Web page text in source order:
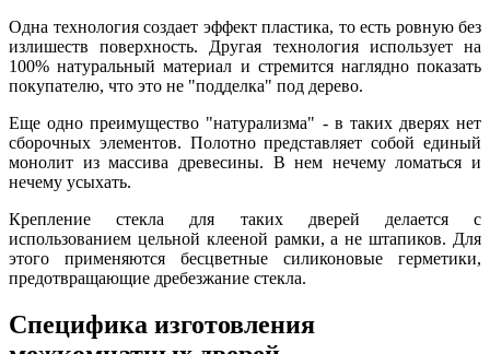
Одна технология создает эффект пластика, то есть ровную без
излишеств поверхность. Другая технология использует на
100% натуральный материал и стремится наглядно показать
покупателю, что это не "подделка" под дерево.
Еще одно преимущество "натурализма" - в таких дверях нет
сборочных элементов. Полотно представляет собой единый
монолит из массива древесины. В нем нечему ломаться и
нечему усыхать.
Крепление стекла для таких дверей делается с
использованием цельной клееной рамки, а не штапиков. Для
этого применяются бесцветные силиконовые герметики,
предотвращающие дребезжание стекла.
Специфика изготовления